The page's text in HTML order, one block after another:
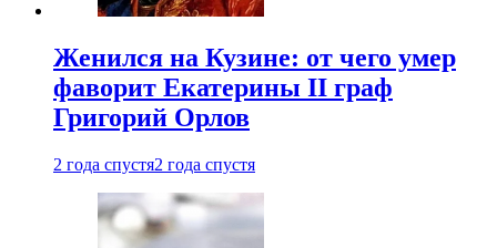
Женился на Кузине: от чего умер
фаворит Екатерины II граф
Григорий Орлов
2 года спустя2 года спустя